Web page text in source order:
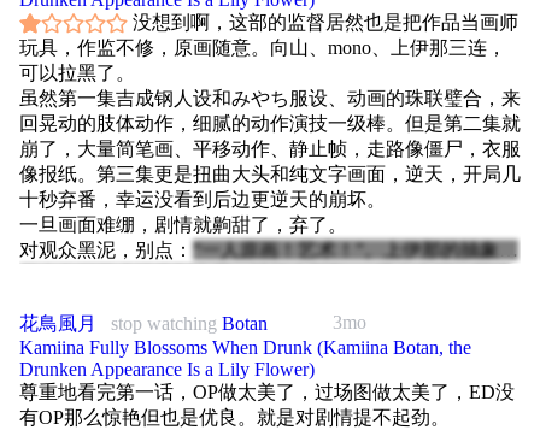
没想到啊，这部的监督居然也是把作品当画师
玩具，作监不修，原画随意。向山、mono、上伊那三连，
可以拉黑了。
虽然第一集吉成钢人设和みやち服设、动画的珠联璧合，来
回晃动的肢体动作，细腻的动作演技一级棒。但是第二集就
崩了，大量简笔画、平移动作、静止帧，走路像僵尸，衣服
像报纸。第三集更是扭曲大头和纯文字画面，逆天，开局几
十秒弃番，幸运没看到后边更逆天的崩坏。
一旦画面难绷，剧情就齁甜了，弃了。
对观众黑泥，别点： “一人原画！艺术！”。上伊那的抽象将
不上上伊那抽象吧？不然怎么配得上抽象小众时尚单品腿毛
懂哥的品位呢。想必小众哥们墙上都挂着queenbee和
pineapple的作品集吧
3mo
花鳥風月 stop watching Botan
Kamiina Fully Blossoms When Drunk (Kamiina Botan, the
Drunken Appearance Is a Lily Flower)
尊重地看完第一话，OP做太美了，过场图做太美了，ED没
有OP那么惊艳但也是优良。就是对剧情提不起劲。